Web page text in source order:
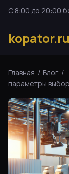
С 8:00 до 20:00
kopator.ru
Главная / Блог /
параметры